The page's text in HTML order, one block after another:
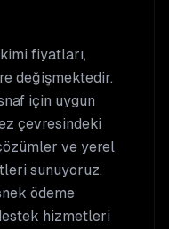
fiyatları,
değişmektedir.
için uygun
çevresindeki
ve yerel
sunuyoruz.
ödeme
hizmetleri